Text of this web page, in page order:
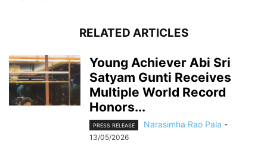
RELATED ARTICLES
Young Achiever Abi Sri
Satyam Gunti Receives
Multiple World Record
Honors...
PRESS RELEASE Narasimha Rao Pala -
13/05/2026